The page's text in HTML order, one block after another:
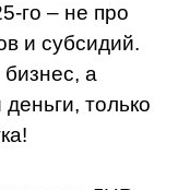
го – не про
и субсидий.
а
только